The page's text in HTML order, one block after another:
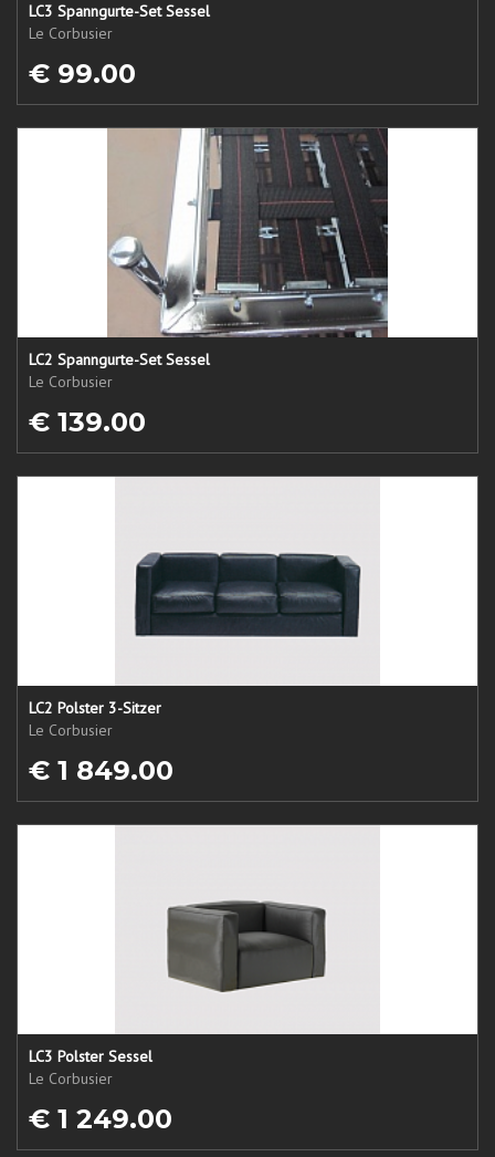
LC3 Spanngurte-Set Sessel
Le Corbusier
€ 99.00
LC2 Spanngurte-Set Sessel
Le Corbusier
€ 139.00
LC2 Polster 3-Sitzer
Le Corbusier
€ 1 849.00
LC3 Polster Sessel
Le Corbusier
€ 1 249.00